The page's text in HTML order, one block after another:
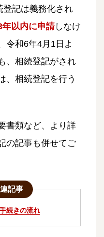
登記は義務化され
以内に申請しなけ
令和6年4月1日よ
、相続登記がされ
、相続登記を行う
書類など、より詳
の記事も併せてご
記事
続きの流れ